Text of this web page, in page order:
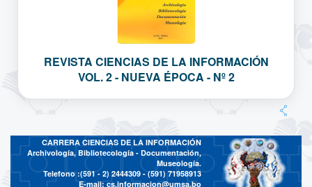
REVISTA CIENCIAS DE LA INFORMACIÓN
VOL. 2 - NUEVA ÉPOCA - Nº 2
CARRERA CIENCIAS DE LA INFORMACIÓN
Archivología, Bibliotecología - Documentación,
Museología.
Telefono :(591 - 2) 2444309 - (591) 71958913
E-mail:cs.informacion@umsa.bo